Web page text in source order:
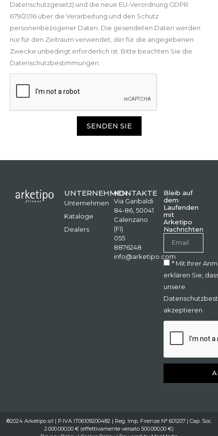
Datenschutzgesetz) und die neue EU-Verordnung GDPR
679/2016 über die Verarbeitung und den Schutz
personenbezogener Daten. Die gesendeten Daten werden
nur für den Zeitraum verwendet, der für die angegebenen
Zwecke unbedingt erforderlich ist. Bitte beachten Sie die
Datenschutzbestimmungen.
SENDEN SIE
UNTERNEHMEN
Unternehmen
Kataloge
Dealers
KONTAKTE
Via Garibaldi
84-86, 50041
Calenzano
(FI)
055
8876248
info@arketipo.com
Bleib auf
dem
Laufenden
mit
Arketipo
Nachrichten
* Mit Ihrer
erklären Sie,
unsere
akzeptieren.
®2024 Arketipo srl | P.IVA IT06109200482 | Reg. Imp. Firenze N° 601207 | Cap. Soc.
2.000.000,00 € (effettivamente versato 500.000,00 €)